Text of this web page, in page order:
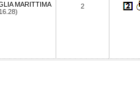
MARITTIMA
2